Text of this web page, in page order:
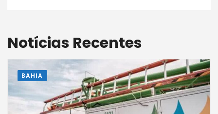
Notícias Recentes
BAHIA